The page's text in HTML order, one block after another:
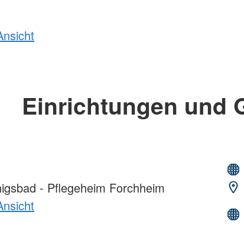
Einrichtungen und
- Pflegeheim Forchheim